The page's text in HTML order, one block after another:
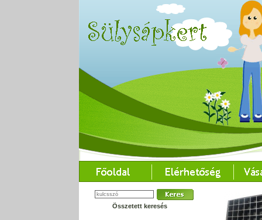
Összetett keresés